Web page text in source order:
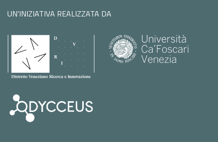
UN'INIZIATIVA REALIZZATA DA